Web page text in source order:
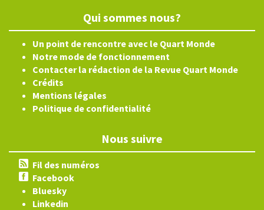
Qui sommes nous?
Un point de rencontre avec le Quart Monde
Notre mode de fonctionnement
Contacter la rédaction de la Revue Quart Monde
Crédits
Mentions légales
Politique de confidentialité
Nous suivre
Fil des numéros
Facebook
Bluesky
Linkedin